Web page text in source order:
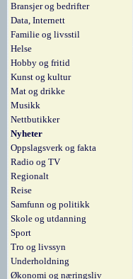
Bransjer og bedrifter
Data, Internett
Familie og livsstil
Helse
Hobby og fritid
Kunst og kultur
Mat og drikke
Musikk
Nettbutikker
Nyheter
Oppslagsverk og fakta
Radio og TV
Regionalt
Reise
Samfunn og politikk
Skole og utdanning
Sport
Tro og livssyn
Underholdning
Økonomi og næringsliv